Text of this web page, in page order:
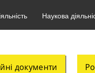
Наукова
документи